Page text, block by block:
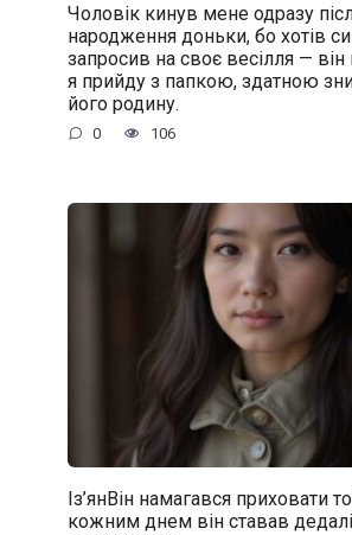
Чоловік кинув мене одразу
народження доньки, бо хотів
запросив на своє весілля —
я прийду з папкою, здатною
його родину.
0 106
Із’янВін намагався приховати
кожним днем він ставав дедалі